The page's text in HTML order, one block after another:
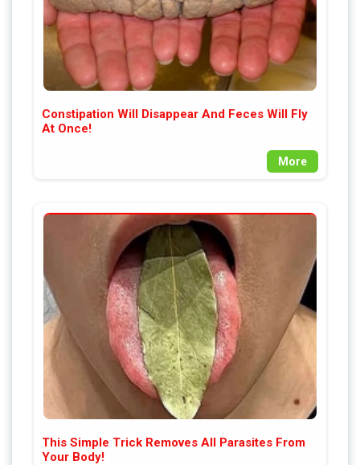
Constipation Will Disappear And Feces Will Fly
At Once!
More
This Simple Trick Removes All Parasites From
Your Body!